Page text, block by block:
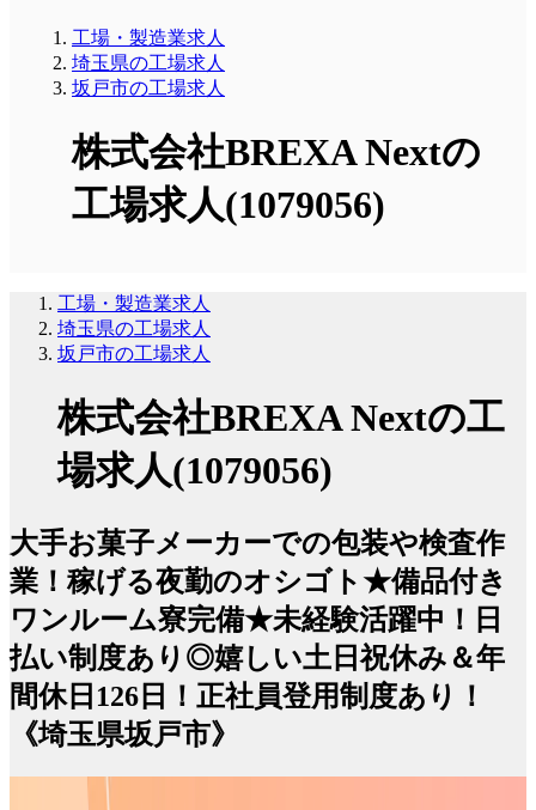
工場・製造業求人
埼玉県の工場求人
坂戸市の工場求人
株式会社BREXA Nextの
工場求人(1079056)
工場・製造業求人
埼玉県の工場求人
坂戸市の工場求人
株式会社BREXA Nextの工
場求人(1079056)
大手お菓子メーカーでの包装や検査作
業！稼げる夜勤のオシゴト★備品付き
ワンルーム寮完備★未経験活躍中！日
払い制度あり◎嬉しい土日祝休み＆年
間休日126日！正社員登用制度あり！
《埼玉県坂戸市》